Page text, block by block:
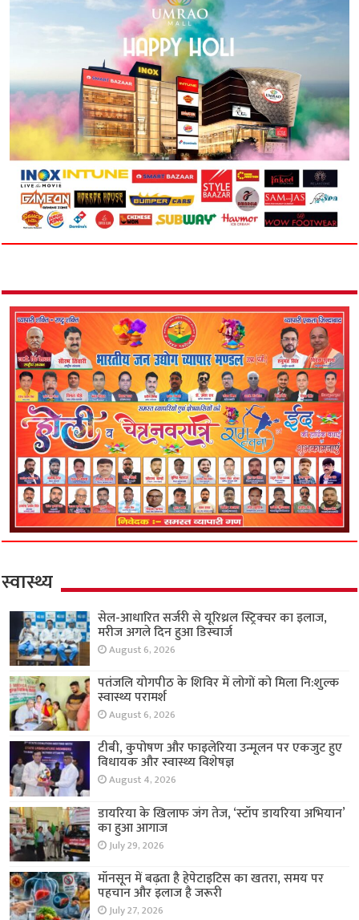
स्वास्थ्य
सेल-आधारित सर्जरी से यूरिथ्रल स्ट्रिक्चर का इलाज,
मरीज अगले दिन हुआ डिस्चार्ज
August 6, 2026
पतंजलि योगपीठ के शिविर में लोगों को मिला नि:शुल्क
स्वास्थ्य परामर्श
August 6, 2026
टीबी, कुपोषण और फाइलेरिया उन्मूलन पर एकजुट हुए
विधायक और स्वास्थ्य विशेषज्ञ
August 4, 2026
डायरिया के खिलाफ जंग तेज, ‘स्टॉप डायरिया अभियान’
का हुआ आगाज
July 29, 2026
मॉनसून में बढ़ता है हेपेटाइटिस का खतरा, समय पर
पहचान और इलाज है जरूरी
July 27, 2026